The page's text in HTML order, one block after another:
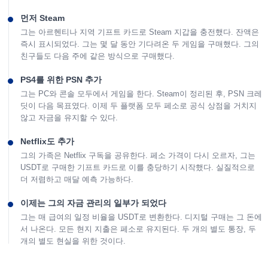
먼저 Steam
그는 아르헨티나 지역 기프트 카드로 Steam 지갑을 충전했다. 잔액은
즉시 표시되었다. 그는 몇 달 동안 기다려온 두 게임을 구매했다. 그의
친구들도 다음 주에 같은 방식으로 구매했다.
PS4를 위한 PSN 추가
그는 PC와 콘솔 모두에서 게임을 한다. Steam이 정리된 후, PSN 크레
딧이 다음 목표였다. 이제 두 플랫폼 모두 페소로 공식 상점을 거치지
않고 자금을 유지할 수 있다.
Netflix도 추가
그의 가족은 Netflix 구독을 공유한다. 페소 가격이 다시 오르자, 그는
USDT로 구매한 기프트 카드로 이를 충당하기 시작했다. 실질적으로
더 저렴하고 매달 예측 가능하다.
이제는 그의 자금 관리의 일부가 되었다
그는 매 급여의 일정 비율을 USDT로 변환한다. 디지털 구매는 그 돈에
서 나온다. 모든 현지 지출은 페소로 유지된다. 두 개의 별도 통장, 두
개의 별도 현실을 위한 것이다.